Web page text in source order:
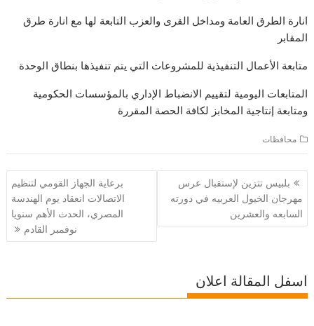
انارة الطرق العامة ومداخل القرى والعزب التابعة لها مع انارة طرق
المقابر
متابعة الأعمال التنفيذية للمشروعات التي يتم تنفيذها بنطاق الوحدة
المتابعات اليومية لتقييم الانضباط الإداري بالمؤسسات الحكومية
ومتابعة إنتاجية المخابز لكافة الحصة المقررة
محافظات
تصفّح
المقالات
بلبيس تتزين لإستقبال عرس
مهرجان الخيول العربيه في دورته
السابعه والعشرين
برعاية الجهاز القومي لتنظيم
الاتصالات انعقاد يوم الهندسة
المصري، الحدث الأهم سنويا
نوفمبر القادم
اسفل المقالة اعلان